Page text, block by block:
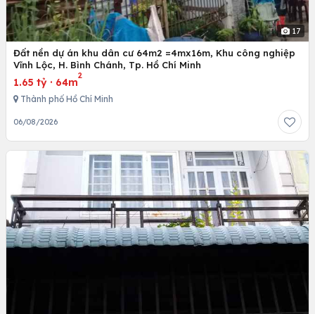
17
Đất nền dự án khu dân cư 64m2 =4mx16m, Khu công nghiệp
Vĩnh Lộc, H. Bình Chánh, Tp. Hồ Chí Minh
1.65 tỷ · 64m
2
Thành phố Hồ Chí Minh
06/08/2026